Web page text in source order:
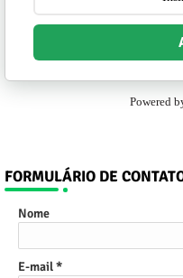
Powered
FORMULÁRIO DE
Nome
E-mail*